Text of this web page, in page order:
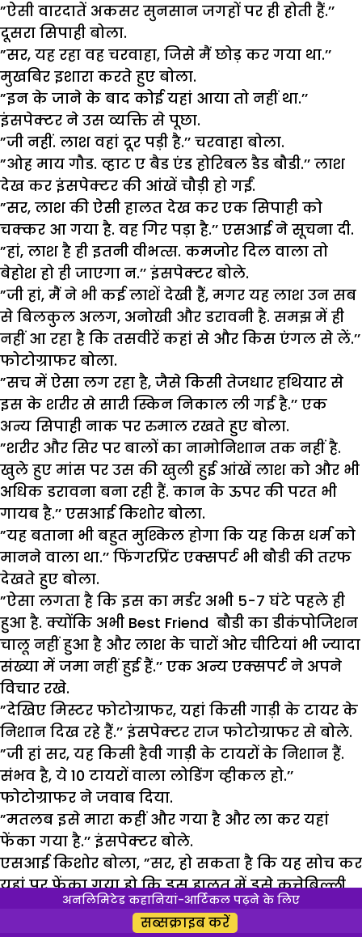
”ऐसी वारदातें अकसर सुनसान जगहों पर ही होती हैं.’’
दूसरा सिपाही बोला.
”सर, यह रहा वह चरवाहा, जिसे मैं छोड़ कर गया था.’’
मुखबिर इशारा करते हुए बोला.
”इन के जाने के बाद कोई यहां आया तो नहीं था.’’
इंसपेक्टर ने उस व्यक्ति से पूछा.
”जी नहीं. लाश वहां दूर पड़ी है.’’ चरवाहा बोला.
”ओह माय गौड. व्हाट ए बैड एंड होरिबल डैड बौडी.’’ लाश
देख कर इंसपेक्टर की आंखें चौड़ी हो गईं.
”सर, लाश की ऐसी हालत देख कर एक सिपाही को
चक्कर आ गया है. वह गिर पड़ा है.’’ एसआई ने सूचना दी.
”हां, लाश है ही इतनी वीभत्स. कमजोर दिल वाला तो
बेहोश हो ही जाएगा न.’’ इंसपेक्टर बोले.
”जी हां, मैं ने भी कई लाशें देखी हैं, मगर यह लाश उन सब
से बिलकुल अलग, अनोखी और डरावनी है. समझ में ही
नहीं आ रहा है कि तसवीरें कहां से और किस एंगल से लें.’’
फोटोग्राफर बोला.
”सच में ऐसा लग रहा है, जैसे किसी तेजधार हथियार से
इस के शरीर से सारी स्किन निकाल ली गई है.’’ एक
अन्य सिपाही नाक पर रुमाल रखते हुए बोला.
”शरीर और सिर पर बालों का नामोनिशान तक नहीं है.
खुले हुए मांस पर उस की खुली हुई आंखें लाश को और भी
अधिक डरावना बना रही हैं. कान के ऊपर की परत भी
गायब है.’’ एसआई किशोर बोला.
”यह बताना भी बहुत मुश्किल होगा कि यह किस धर्म को
मानने वाला था.’’ फिंगरप्रिंट एक्सपर्ट भी बौडी की तरफ
देखते हुए बोला.
”ऐसा लगता है कि इस का मर्डर अभी 5-7 घंटे पहले ही
हुआ है. क्योंकि अभी Best Friend बौडी का डीकंपोजिशन
चालू नहीं हुआ है और लाश के चारों ओर चीटियां भी ज्यादा
संख्या में जमा नहीं हुई हैं.’’ एक अन्य एक्सपर्ट ने अपने
विचार रखे.
”देखिए मिस्टर फोटोग्राफर, यहां किसी गाड़ी के टायर के
निशान दिख रहे हैं.’’ इंसपेक्टर राज फोटोग्राफर से बोले.
”जी हां सर, यह किसी हैवी गाड़ी के टायरों के निशान हैं.
संभव है, ये 10 टायरों वाला लोडिंग व्हीकल हो.’’
फोटोग्राफर ने जवाब दिया.
”मतलब इसे मारा कहीं और गया है और ला कर यहां
फेंका गया है.’’ इंसपेक्टर बोले.
एसआई किशोर बोला, ”सर, हो सकता है कि यह सोच कर
यहां पर फेंका गया हो कि इस हालत में इसे कुत्तेबिल्ली
तुरंत खा कर समाप्त कर देंगे. मगर यह जंगल बस्ती से
इतनी दूर है कि यहां पर जानवर भी नहीं हैं.
अनलिमिटेड कहानियां-आर्टिकल पढ़ने के लिए
सब्सक्राइब करें